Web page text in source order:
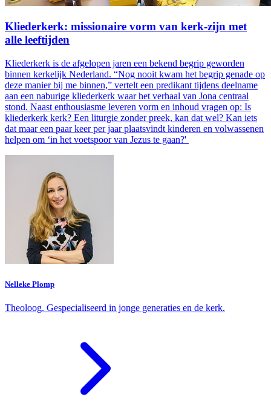
Kliederkerk: missionaire vorm van kerk-zijn met
alle leeftijden
Kliederkerk is de afgelopen jaren een bekend begrip geworden
binnen kerkelijk Nederland. “Nog nooit kwam het begrip genade op
deze manier bij me binnen,” vertelt een predikant tijdens deelname
aan een naburige kliederkerk waar het verhaal van Jona centraal
stond. Naast enthousiasme leveren vorm en inhoud vragen op: Is
kliederkerk kerk? Een liturgie zonder preek, kan dat wel? Kan iets
dat maar een paar keer per jaar plaatsvindt kinderen en volwassenen
helpen om ‘in het voetspoor van Jezus te gaan?'
Nelleke Plomp
Theoloog. Gespecialiseerd in jonge generaties en de kerk.